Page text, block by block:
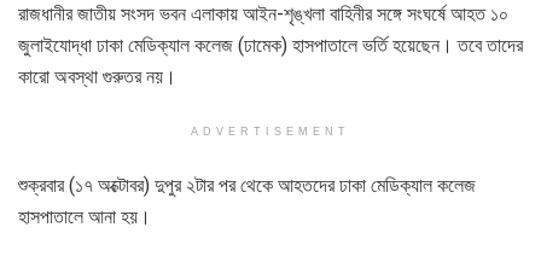
রাজধানীর জাতীয় সংসদ ভবন এলাকায় আইন-শৃঙ্খলা বাহিনীর সঙ্গে সংঘর্ষে আহত ১০
জুলাইযোদ্ধা ঢাকা মেডিক্যাল কলেজ (ঢামেক) হাসপাতালে ভর্তি হয়েছেন। তবে তাদের
কারো অবস্থা গুরুতর নয়।
ADVERTISEMENT
শুক্রবার (১৭ অক্টোবর) দুপুর ২টার পর থেকে আহতদের ঢাকা মেডিক্যাল কলেজ
হাসপাতালে আনা হয়।